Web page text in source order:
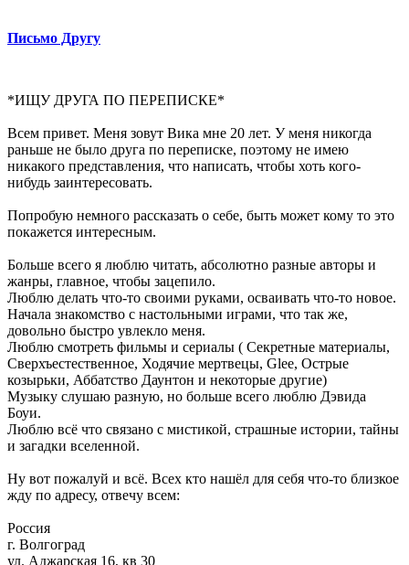
Письмо Другу
*ИЩУ ДРУГА ПО ПЕРЕПИСКЕ*
Всем привет. Меня зовут Вика мне 20 лет. У меня никогда
раньше не было друга по переписке, поэтому не имею
никакого представления, что написать, чтобы хоть кого-
нибудь заинтересовать.
Попробую немного рассказать о себе, быть может кому то это
покажется интересным.
Больше всего я люблю читать, абсолютно разные авторы и
жанры, главное, чтобы зацепило.
Люблю делать что-то своими руками, осваивать что-то новое.
Начала знакомство с настольными играми, что так же,
довольно быстро увлекло меня.
Люблю смотреть фильмы и сериалы ( Секретные материалы,
Сверхъестественное, Ходячие мертвецы, Glee, Острые
козырьки, Аббатство Даунтон и некоторые другие)
Музыку слушаю разную, но больше всего люблю Дэвида
Боуи.
Люблю всё что связано с мистикой, страшные истории, тайны
и загадки вселенной.
Ну вот пожалуй и всё. Всех кто нашёл для себя что-то близкое
жду по адресу, отвечу всем:
Россия
г. Волгоград
ул. Аджарская 16, кв 30